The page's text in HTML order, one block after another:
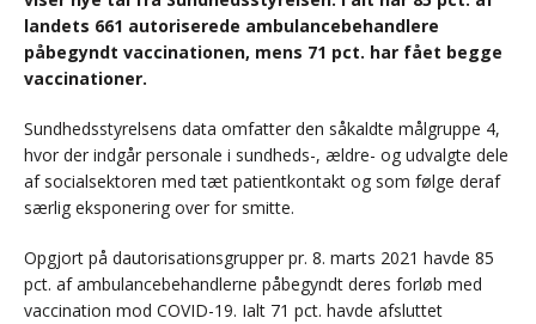
landets 661 autoriserede ambulancebehandlere
påbegyndt vaccinationen, mens 71 pct. har fået begge
vaccinationer.
Sundhedsstyrelsens data omfatter den såkaldte målgruppe 4,
hvor der indgår personale i sundheds-, ældre- og udvalgte dele
af socialsektoren med tæt patientkontakt og som følge deraf
særlig eksponering over for smitte.
Opgjort på dautorisationsgrupper pr. 8. marts 2021 havde 85
pct. af ambulancebehandlerne påbegyndt deres forløb med
vaccination mod COVID-19. Ialt 71 pct. havde afsluttet